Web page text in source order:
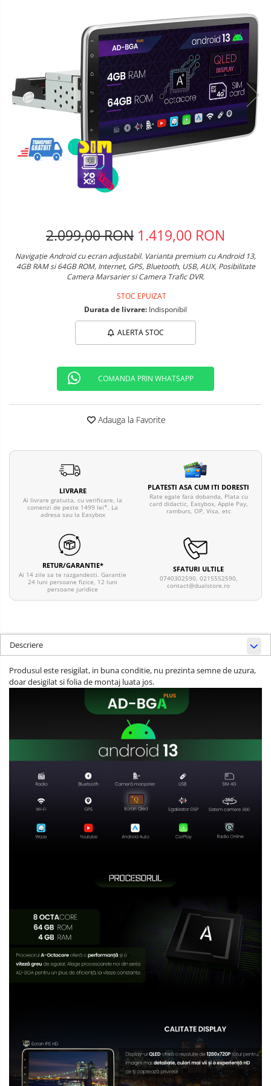
Telefoane mobile Unihertz
Telefoane mobile Cubot
Telefoane mobile Blackview
Telefoane mobile OSCAL
Telefoane mobile Fossibot
Telefoane mobile Lagenio
Telefoane mobile Samsung
Telefoane mobile iSEN
Telefoane mobile F150
Telefoane mobile HUAWEI
Telefoane mobile iHunt
Telefoane mobile AGM
Telefoane mobile Realme
Telefoane mobile ZTE Nubia
Telefoane mobile ALTE BRANDURI
2.099,00 RON 1.419,00 RON
Navigație Android cu ecran adjustabil. Varianta premium cu Android 13,
4GB RAM si 64GB ROM, Internet, GPS, Bluetooth, USB, AUX, Posibilitate
Camera Marsarier si Camera Trafic DVR.
STOC EPUIZAT
Durata de livrare: Indisponibil
ALERTA STOC
COMANDA PRIN WHATSAPP
Adauga la Favorite
LIVRARE
Ai livrare gratuita, cu verificare, la
comenzi de peste 1499 lei*. La
adresa sau la Easybox
PLATESTI ASA CUM ITI DORESTI
Rate egale fara dobanda, Plata cu
card didactic, Easybox, Apple Pay,
ramburs, OP, Visa, etc
RETUR/GARANTIE*
Ai 14 zile sa te razgandesti. Garantie
24 luni persoane fizice, 12 luni
persoane juridice
SFATURI ULTILE
0740302590, 0215552590,
contact@dualstore.ro
Descriere
Produsul este resigilat, in buna conditie, nu prezinta semne de uzura,
doar desigilat si folia de montaj luata jos.